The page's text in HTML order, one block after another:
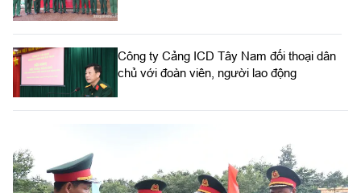
Công ty Cảng ICD Tây Nam đối thoại dân
chủ với đoàn viên, người lao động
Bộ Tư lệnh TP. HCM tăng cường gắn kết
thân thiện, hỗ trợ, giúp đỡ đồng bào dân
tộc, tôn giáo